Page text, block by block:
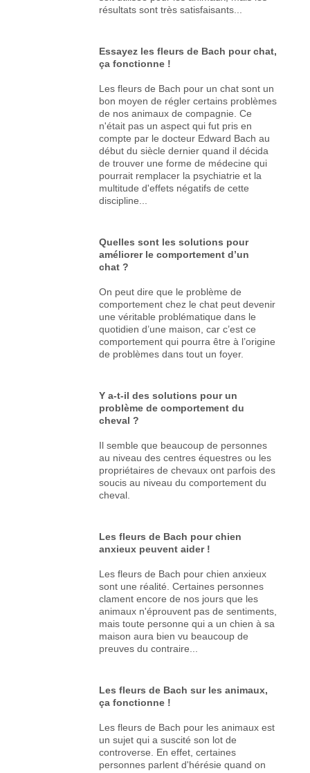
résultats sont très satisfaisants...
Essayez les fleurs de Bach pour chat,
ça fonctionne !
Les fleurs de Bach pour un chat sont un
bon moyen de régler certains problèmes
de nos animaux de compagnie. Ce
n'était pas un aspect qui fut pris en
compte par le docteur Edward Bach au
début du siècle dernier quand il décida
de trouver une forme de médecine qui
pourrait remplacer la psychiatrie et la
multitude d'effets négatifs de cette
discipline...
Quelles sont les solutions pour
améliorer le comportement d’un
chat ?
On peut dire que le problème de
comportement chez le chat peut devenir
une véritable problématique dans le
quotidien d’une maison, car c’est ce
comportement qui pourra être à l’origine
de problèmes dans tout un foyer.
Y a-t-il des solutions pour un
problème de comportement du
cheval ?
Il semble que beaucoup de personnes
au niveau des centres équestres ou les
propriétaires de chevaux ont parfois des
soucis au niveau du comportement du
cheval.
Les fleurs de Bach pour chien
anxieux peuvent aider !
Les fleurs de Bach pour chien anxieux
sont une réalité. Certaines personnes
clament encore de nos jours que les
animaux n'éprouvent pas de sentiments,
mais toute personne qui a un chien à sa
maison aura bien vu beaucoup de
preuves du contraire...
Les fleurs de Bach sur les animaux,
ça fonctionne !
Les fleurs de Bach pour les animaux est
un sujet qui a suscité son lot de
controverse. En effet, certaines
personnes parlent d'hérésie quand on